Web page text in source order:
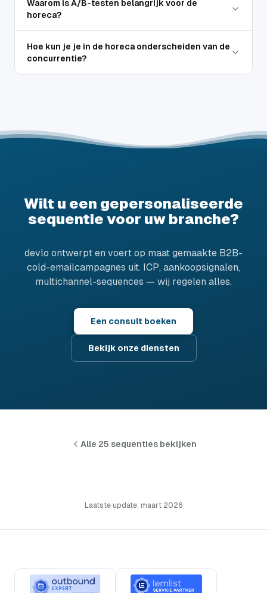
Waarom is A/B-testen belangrijk voor de
horeca?
Hoe kun je je in de horeca onderscheiden van de
concurrentie?
Wilt u een gepersonaliseerde
sequentie voor uw branche?
devlo ontwerpt en voert op maat gemaakte B2B-
cold-emailcampagnes uit. ICP, aankoopsignalen,
multichannel-sequences — wij regelen alles.
Een consult boeken
Bekijk onze diensten
Alle 25 sequenties bekijken
Laatste update: maart 2026